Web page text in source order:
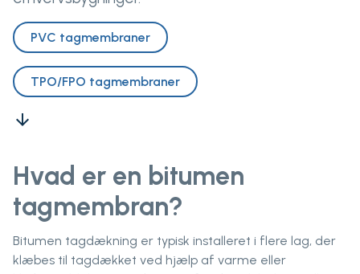
PVC tagmembraner
TPO/FPO tagmembraner
arrow_downward
Hvad er en bitumen
tagmembran?
Bitumen tagdækning er typisk installeret i flere lag, der
klæbes til tagdækket ved hjælp af varme eller